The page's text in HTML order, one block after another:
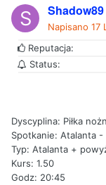
Shadow89
Napisano 17
Reputacja:
Status:
Dyscyplina: Piłka
Spotkanie: Atalanta -
Typ: Atalanta +
Kurs: 1.50
Godz: 20:45